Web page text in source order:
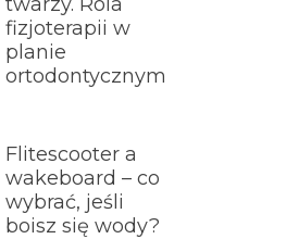
fizjoterapii w
planie
ortodontycznym
Flitescooter a
wakeboard – co
wybrać, jeśli
boisz się wody?